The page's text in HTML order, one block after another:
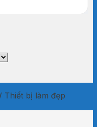
/ Thiết bị làm đẹp